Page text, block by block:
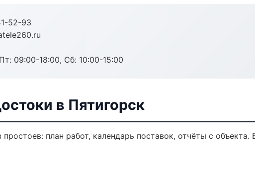
52-93
09:00-18:00, Сб: 10:00-15:00
в Пятигорск
план работ, календарь поставок, отчёты с объекта.